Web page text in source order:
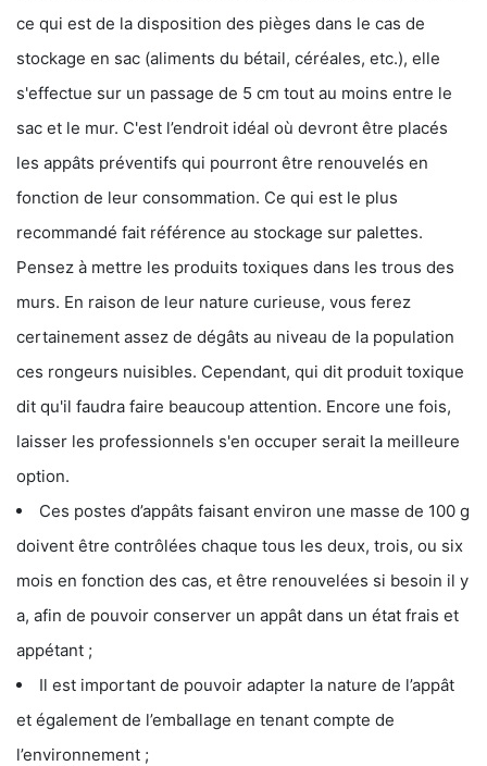
ce qui est de la disposition des pièges dans le cas de
stockage en sac (aliments du bétail, céréales, etc.), elle
s'effectue sur un passage de 5 cm tout au moins entre le
sac et le mur. C'est l’endroit idéal où devront être placés
les appâts préventifs qui pourront être renouvelés en
fonction de leur consommation. Ce qui est le plus
recommandé fait référence au stockage sur palettes.
Pensez à mettre les produits toxiques dans les trous des
murs. En raison de leur nature curieuse, vous ferez
certainement assez de dégâts au niveau de la population
ces rongeurs nuisibles. Cependant, qui dit produit toxique
dit qu'il faudra faire beaucoup attention. Encore une fois,
laisser les professionnels s'en occuper serait la meilleure
option.
Ces postes d’appâts faisant environ une masse de 100 g
doivent être contrôlées chaque tous les deux, trois, ou six
mois en fonction des cas, et être renouvelées si besoin il y
a, afin de pouvoir conserver un appât dans un état frais et
appétant ;
Il est important de pouvoir adapter la nature de l’appât
et également de l’emballage en tenant compte de
l’environnement ;